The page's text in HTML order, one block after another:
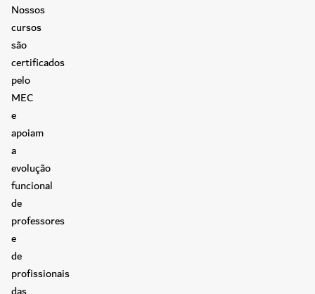
Nossos
cursos
são
certificados
pelo
MEC
e
apoiam
a
evolução
funcional
de
professores
e
de
profissionais